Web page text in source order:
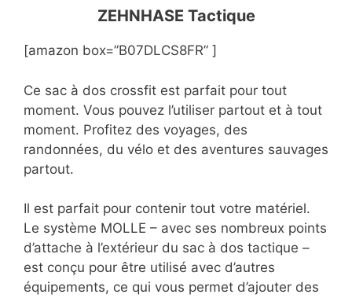
ZEHNHASE Tactique
[amazon box=”B07DLCS8FR” ]
Ce sac à dos crossfit est parfait pour tout
moment. Vous pouvez l’utiliser partout et à tout
moment. Profitez des voyages, des
randonnées, du vélo et des aventures sauvages
partout.
Il est parfait pour contenir tout votre matériel.
Le système MOLLE – avec ses nombreux points
d’attache à l’extérieur du sac à dos tactique –
est conçu pour être utilisé avec d’autres
équipements, ce qui vous permet d’ajouter des